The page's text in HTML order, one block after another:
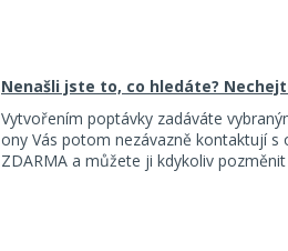
Nenašli jste to, co hledáte?
Vytvořením poptávky zadáváte
ony Vás potom nezávazně kontaktují
ZDARMA a můžete ji kdykoliv